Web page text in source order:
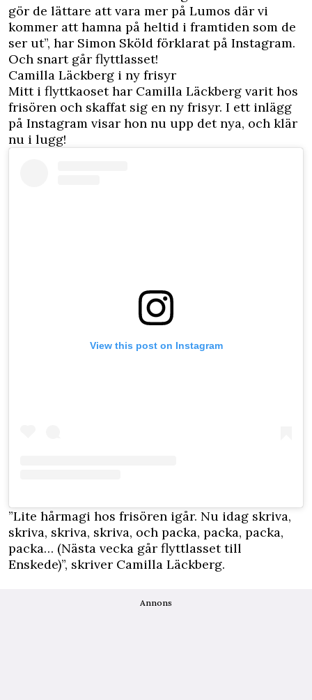
gör de lättare att vara mer på Lumos där vi
kommer att hamna på heltid i framtiden som de
ser ut”, har Simon Sköld förklarat på Instagram.
Och snart går flyttlasset!
Camilla Läckberg i ny frisyr
Mitt i flyttkaoset har Camilla Läckberg varit hos
frisören och skaffat sig en ny frisyr. I ett inlägg
på Instagram visar hon nu upp det nya, och klär
nu i lugg!
View this post on Instagram
”Lite hårmagi hos frisören igår. Nu idag skriva,
skriva, skriva, skriva, och packa, packa, packa,
packa… (Nästa vecka går flyttlasset till
Enskede)”, skriver Camilla Läckberg.
Annons